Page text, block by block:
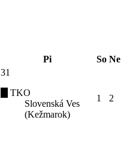
Pi So Ne
31
TKO
Slovenská Ves
(Kežmarok)
1 2